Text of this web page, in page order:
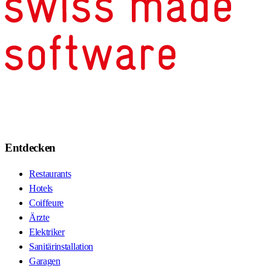
Entdecken
Restaurants
Hotels
Coiffeure
Ärzte
Elektriker
Sanitärinstallation
Garagen